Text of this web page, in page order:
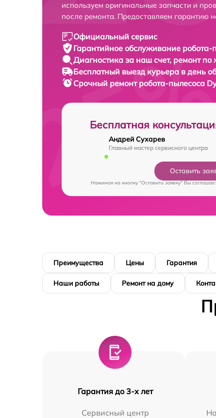
используем оригинальные запчасти и
после ремонта. Предоставляем гарантию
Официальный сервис
Гарантийное обслуживание робота-
Диагностика за наш счет, ремонт
Бесплатный выезд курьера в день
Срочный ремонт робота-пылесоса
Бесплатная
Андрей Сухарев
Главный мастер сервисного центра
Оставить
Нажимая на кнопку "Оставить заявку" Вы
Преимущества Цены Гарантия
Наши работы Ремонт на дому
Гарантия до 3-х лет
Сервисный центр